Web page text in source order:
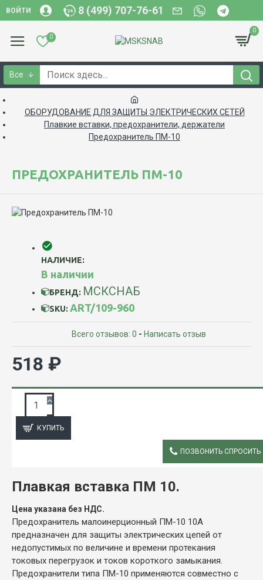
ВОЙТИ 8 (499) 707-76-61
0
0
Все
ОБОРУДОВАНИЕ ДЛЯ ЗАЩИТЫ ЭЛЕКТРИЧЕСКИХ СЕТЕЙ
Плавкие вставки, предохранители, держатели
Предохранитель ПМ-10
ПРЕДОХРАНИТЕЛЬ ПМ-10
НАЛИЧИЕ:
В наличии
БРЕНД: МСКСНАБ
SKU: ART/109-960
Всего отзывов: 0 - Написать отзыв
518 ₽
КУПИТЬ
ПОЗВОНИТЬ СПРОСИТЬ
Плавкая вставка ПМ 10.
Цена указана без НДС.
Предохранитель малоинерционный ПМ-10 10А
предназначен для защиты электрических цепей от
недопустимых по величине и времени протекания
токовых перегрузок и токов короткого замыкания.
Предохранители типа ПМ-10 применяются совместно с